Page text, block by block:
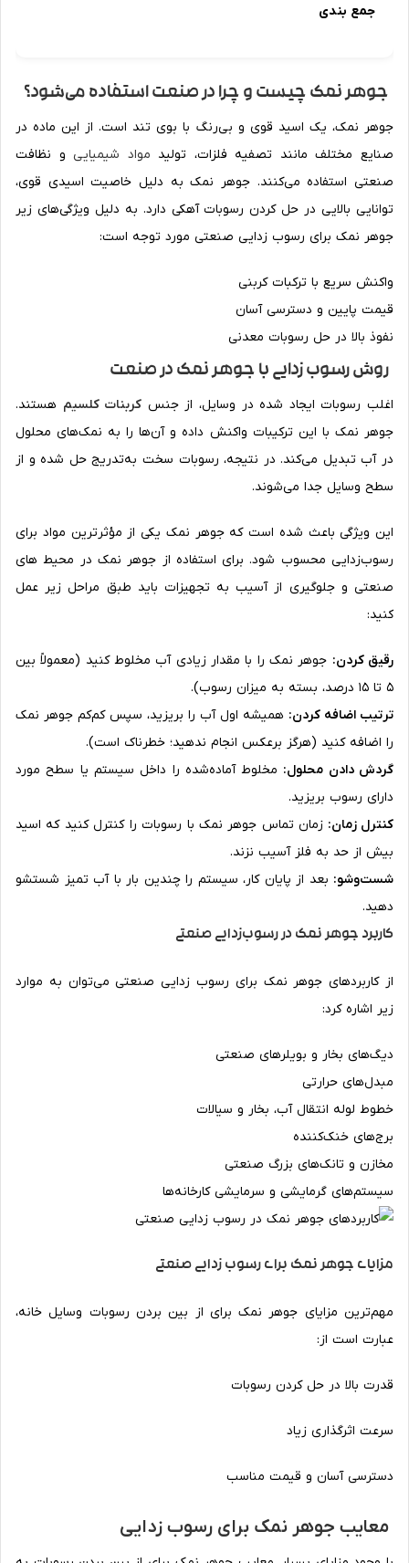
جمع بندی
جوهر نمک چیست و چرا در صنعت استفاده می‌شود؟
جوهر نمک، یک اسید قوی و بی‌رنگ با بوی تند است. از این ماده در
صنایع مختلف مانند تصفیه فلزات، تولید مواد شیمیایی و نظافت
صنعتی استفاده می‌کنند. جوهر نمک به دلیل خاصیت اسیدی قوی،
توانایی بالایی در حل کردن رسوبات آهکی دارد. به دلیل ویژگی‌های زیر
جوهر نمک برای رسوب زدایی صنعتی مورد توجه است:
واکنش سریع با ترکبات کربنی
قیمت پایین و دسترسی آسان
نفوذ بالا در حل رسوبات معدنی
روش رسوب زدایی با جوهر نمک در صنعت
اغلب رسوبات ایجاد شده در وسایل، از جنس کربنات کلسیم هستند.
جوهر نمک با این ترکیبات واکنش داده و آن‌ها را به نمک‌های محلول
در آب تبدیل می‌کند. در نتیجه، رسوبات سخت به‌تدریج حل شده و از
سطح وسایل جدا می‌شوند.
این ویژگی باعث شده است که جوهر نمک یکی از مؤثرترین مواد برای
رسوب‌زدایی محسوب شود. برای استفاده از جوهر نمک در محیط های
صنعتی و جلوگیری از آسیب به تجهیزات باید طبق مراحل زیر عمل
کنید:
رقیق کردن: جوهر نمک را با مقدار زیادی آب مخلوط کنید (معمولاً بین
۵ تا ۱۵ درصد، بسته به میزان رسوب).
ترتیب اضافه کردن: همیشه اول آب را بریزید، سپس کم‌کم جوهر نمک
را اضافه کنید (هرگز برعکس انجام ندهید؛ خطرناک است).
گردش دادن محلول: مخلوط آماده‌شده را داخل سیستم یا سطح مورد
دارای رسوب بریزید.
کنترل زمان: زمان تماس جوهر نمک با رسوبات را کنترل کنید که اسید
بیش از حد به فلز آسیب نزند.
شست‌وشو: بعد از پایان کار، سیستم را چندین بار با آب تمیز شستشو
دهید.
کاربرد جوهر نمک در رسوب‌زدایی صنعتی
از کاربردهای جوهر نمک برای رسوب زدایی صنعتی می‌توان به موارد
زیر اشاره کرد:
دیگ‌های بخار و بویلرهای صنعتی
مبدل‌های حرارتی
خطوط لوله انتقال آب، بخار و سیالات
برج‌های خنک‌کننده
مخازن و تانک‌های بزرگ صنعتی
سیستم‌های گرمایشی و سرمایشی کارخانه‌ها
مزایای جوهر نمک برای رسوب زدایی صنعتی
مهم‌‌ترین مزایای جوهر نمک برای از بین بردن رسوبات وسایل خانه،
عبارت است از:
قدرت بالا در حل کردن رسوبات
سرعت اثرگذاری زیاد
دسترسی آسان و قیمت مناسب
معایب جوهر نمک برای رسوب زدایی